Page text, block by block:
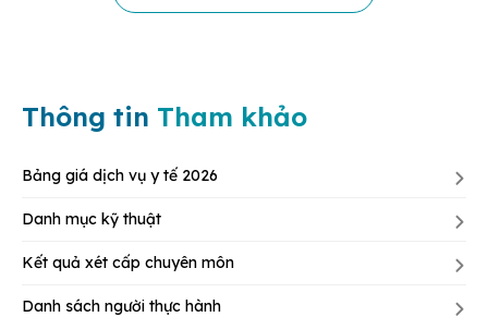
Thông tin Tham khảo
Bảng giá dịch vụ y tế 2026
Danh mục kỹ thuật
Kết quả xét cấp chuyên môn
Danh sách người thực hành